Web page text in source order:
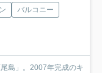
バルコニー
島」。2007年完成のキ